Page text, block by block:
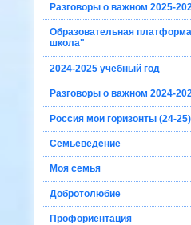
Разговоры о важном 2025-
Образовательная
школа"
2024-2025 учебный год
Разговоры о важном 2024-
Россия мои горизонты (24-25)
Семьеведение
Моя семья
Добротолюбие
Профориентация